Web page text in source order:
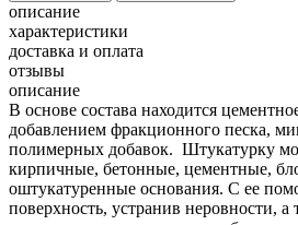
описание
характеристики
доставка и оплата
отзывы
описание
В основе состава находится
добавлением фракционного песка,
полимерных добавок. Штукатурку
кирпичные, бетонные, цементные,
оштукатуренные основания. С ее
поверхность, устранив неровности, а